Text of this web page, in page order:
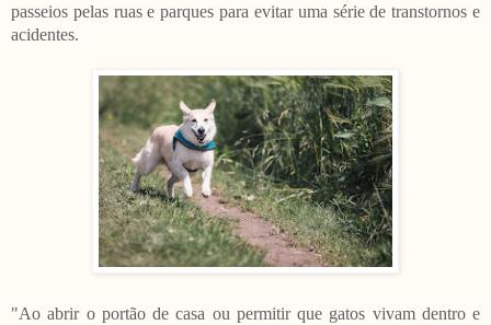
passeios pelas ruas e parques para evitar uma série de transtornos e
acidentes.
"Ao abrir o portão de casa ou permitir que gatos vivam dentro e